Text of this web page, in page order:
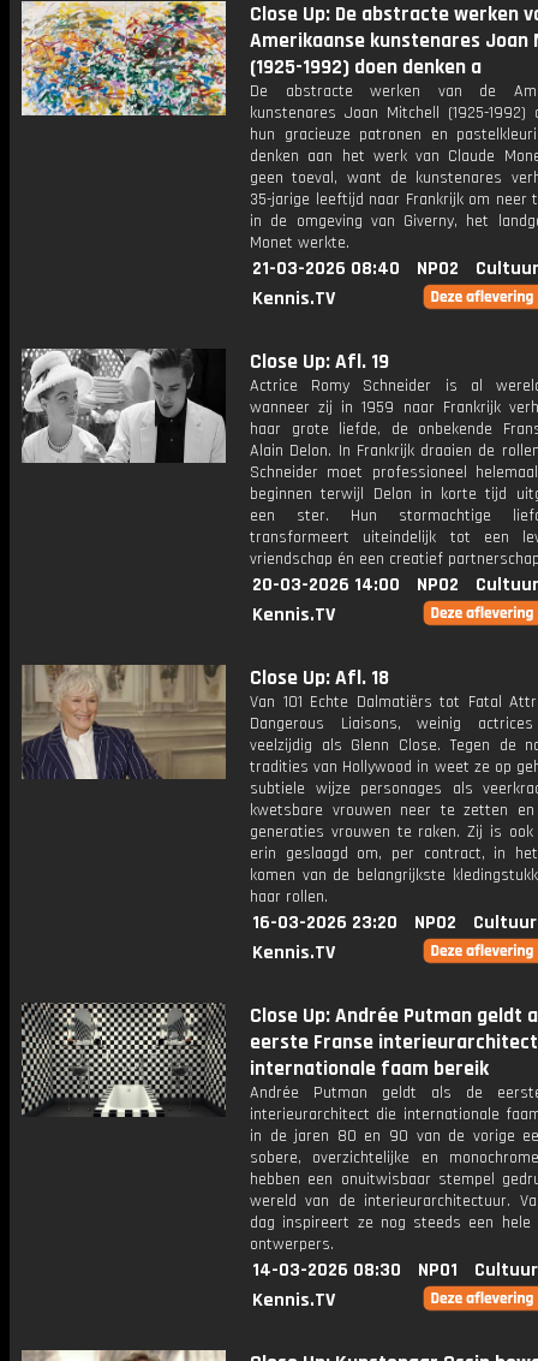
Close Up: De abstracte werken
Amerikaanse kunstenares Joan
(1925-1992) doen denken a
De abstracte werken van de
kunstenares Joan Mitchell (1925-1992)
hun gracieuze patronen en
denken aan het werk van Claude
geen toeval, want de kunstenares
35-jarige leeftijd naar Frankrijk om neer
in de omgeving van Giverny, het
Monet werkte.
21-03-2026 08:40 NPO2
Kennis.TV
Close Up: Afl. 19
Actrice Romy Schneider is al
wanneer zij in 1959 naar Frankrijk
haar grote liefde, de onbekende
Alain Delon. In Frankrijk draaien de
Schneider moet professioneel
beginnen terwijl Delon in korte tijd
een ster. Hun stormachtige
transformeert uiteindelijk tot een
vriendschap én een creatief
20-03-2026 14:00 NPO2
Kennis.TV
Close Up: Afl. 18
Van 101 Echte Dalmatiërs tot Fatal
Dangerous Liaisons, weinig
veelzijdig als Glenn Close. Tegen de
tradities van Hollywood in weet ze op
subtiele wijze personages als
kwetsbare vrouwen neer te zetten en
generaties vrouwen te raken. Zij is
erin geslaagd om, per contract, in
komen van de belangrijkste
haar rollen.
16-03-2026 23:20 NPO2
Kennis.TV
Close Up: Andrée Putman geldt
eerste Franse
internationale faam bereik
Andrée Putman geldt als de
interieurarchitect die internationale
in de jaren 80 en 90 van de vorige
sobere, overzichtelijke en
hebben een onuitwisbaar stempel
wereld van de interieurarchitectuur.
dag inspireert ze nog steeds een hele
ontwerpers.
14-03-2026 08:30 NPO1
Kennis.TV